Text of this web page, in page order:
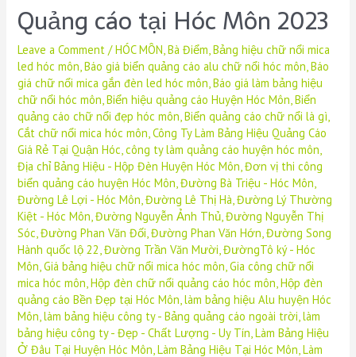
Quảng cáo tại Hóc Môn 2023
Leave a Comment /HÓC MÔN ,Bà Điểm ,Bảng hiệu chữ nổi mica
led hóc môn ,Báo giá biển quảng cáo alu chữ nổi hóc môn ,Báo
giá chữ nổi mica gắn đèn led hóc môn ,Báo giá làm bảng hiệu
chữ nổi hóc môn ,Biển hiệu quảng cáo Huyện Hóc Môn ,Biển
quảng cáo chữ nổi đẹp hóc môn ,Biển quảng cáo chữ nổi là gì
Cắt chữ nổi mica hóc môn ,Công Ty Làm Bảng Hiệu Quảng Cáo
Giá Rẻ Tại Quận Hóc ,công ty làm quảng cáo huyện hóc môn
Địa chỉ Bảng Hiệu - Hộp Đèn Huyện Hóc Môn ,Đơn vị thi công
biển quảng cáo huyện Hóc Môn ,Đường Bà Triệu - Hóc Môn
Đường Lê Lợi - Hóc Môn ,Đường Lê Thị Hà ,Đường Lý Thường
Kiệt - Hóc Môn ,Đường Nguyễn Ảnh Thủ ,Đường Nguyễn Thị
Sóc ,Đường Phan Văn Đối ,Đường Phan Văn Hớn ,Đường Song
Hành quốc lộ 22 ,Đường Trần Văn Mười ,ĐườngTô ký - Hóc
Môn ,Giá bảng hiệu chữ nổi mica hóc môn ,Gia công chữ nổi
mica hóc môn ,Hộp đèn chữ nổi quảng cáo hóc môn ,Hộp đèn
quảng cáo Bền Đẹp tại Hóc Môn ,làm bảng hiệu Alu huyện Hóc
Môn ,làm bảng hiệu công ty - Bảng quảng cáo ngoài trời ,làm
bảng hiệu công ty - Đẹp - Chất Lượng - Uy Tín ,Làm Bảng Hiệu
Ở Đâu Tại Huyện Hóc Môn ,Làm Bảng Hiệu Tại Hóc Môn ,Làm